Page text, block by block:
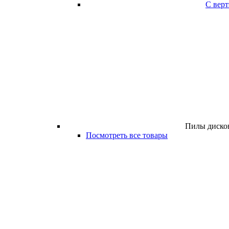
С
Пилы
Посмотреть все товары